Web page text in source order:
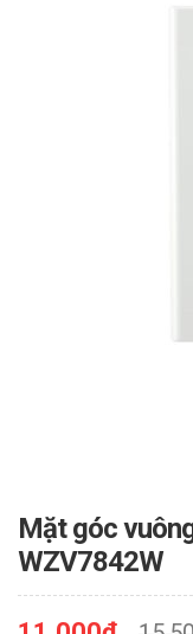
Mặt góc
WZV7842W